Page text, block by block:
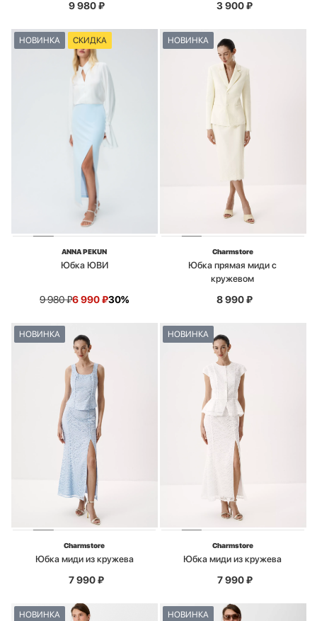
9 980₽ 3 900₽
НОВИНКА СКИДКА
ANNA PEKUN
Юбка ЮВИ
9 980₽6 990₽30%
НОВИНКА
Charmstore
Юбка прямая миди с
кружевом
8 990₽
НОВИНКА
Charmstore
Юбка миди из кружева
7 990₽
НОВИНКА
Charmstore
Юбка миди из кружева
7 990₽
НОВИНКА НОВИНКА